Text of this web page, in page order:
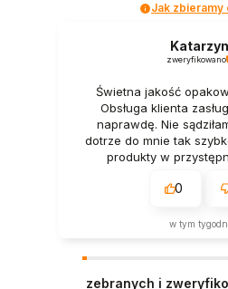
Jak zbieramy
zweryfikowano
Świetna jakość
Obsługa klienta
naprawdę. Nie
dotrze do mnie tak
produkty w
0
w tym
zebranych i